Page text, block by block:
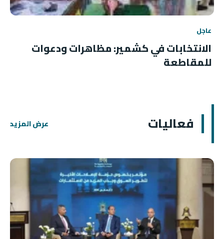
عاجل
الانتخابات في كشمير: مظاهرات ودعوات
للمقاطعة
فعاليات عرض المزيد